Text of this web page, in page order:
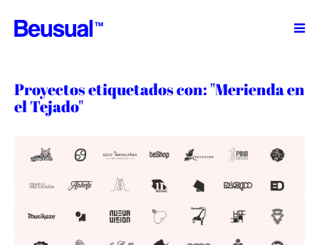
TM
Proyectos etiquetados con: "Merienda en
el Tejado"